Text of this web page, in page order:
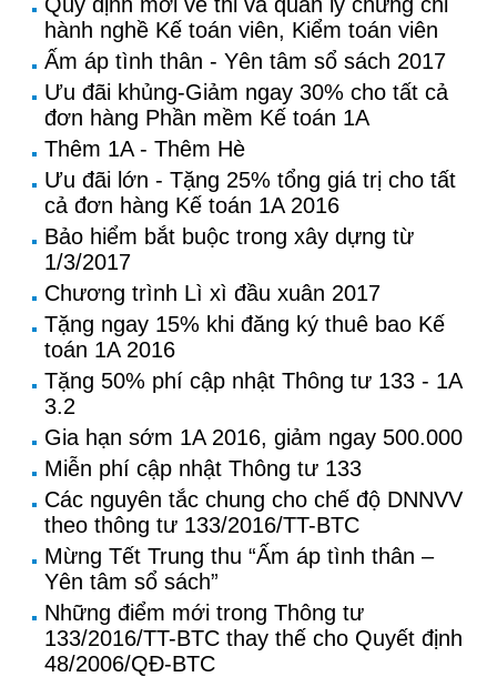
hành nghề Kế toán viên, Kiểm toán viên
Ấm áp tình thân - Yên tâm sổ sách 2017
Ưu đãi khủng-Giảm ngay 30% cho tất cả
đơn hàng Phần mềm Kế toán 1A
Thêm 1A - Thêm Hè
Ưu đãi lớn - Tặng 25% tổng giá trị cho tất
cả đơn hàng Kế toán 1A 2016
Bảo hiểm bắt buộc trong xây dựng từ
1/3/2017
Chương trình Lì xì đầu xuân 2017
Tặng ngay 15% khi đăng ký thuê bao Kế
toán 1A 2016
Tặng 50% phí cập nhật Thông tư 133 - 1A
3.2
Gia hạn sớm 1A 2016, giảm ngay 500.000
Miễn phí cập nhật Thông tư 133
Các nguyên tắc chung cho chế độ DNNVV
theo thông tư 133/2016/TT-BTC
Mừng Tết Trung thu “Ấm áp tình thân –
Yên tâm sổ sách”
Những điểm mới trong Thông tư
133/2016/TT-BTC thay thế cho Quyết định
48/2006/QĐ-BTC